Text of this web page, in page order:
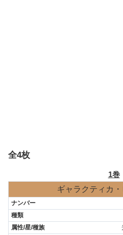
全4枚
1巻
ギャラクティカ